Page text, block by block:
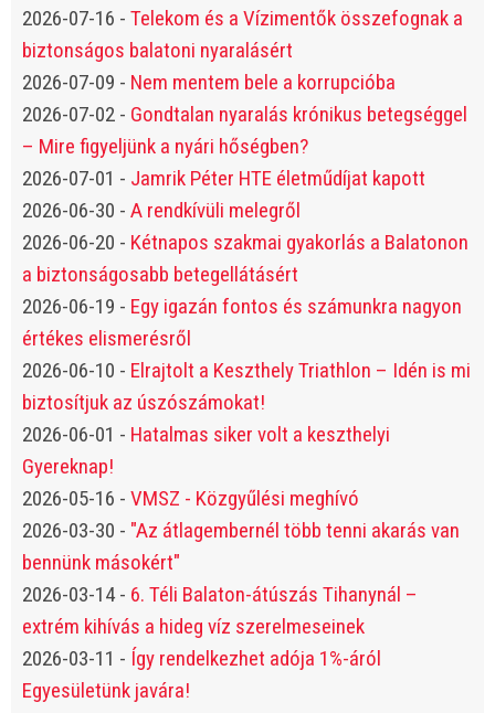
2026-07-16 - Telekom és a Vízimentők összefognak a
biztonságos balatoni nyaralásért
2026-07-09 - Nem mentem bele a korrupcióba
2026-07-02 - Gondtalan nyaralás krónikus betegséggel
– Mire figyeljünk a nyári hőségben?
2026-07-01 - Jamrik Péter HTE életműdíjat kapott
2026-06-30 - A rendkívüli melegről
2026-06-20 - Kétnapos szakmai gyakorlás a Balatonon
a biztonságosabb betegellátásért
2026-06-19 - Egy igazán fontos és számunkra nagyon
értékes elismerésről
2026-06-10 - Elrajtolt a Keszthely Triathlon – Idén is mi
biztosítjuk az úszószámokat!
2026-06-01 - Hatalmas siker volt a keszthelyi
Gyereknap!
2026-05-16 - VMSZ - Közgyűlési meghívó
2026-03-30 - "Az átlagembernél több tenni akarás van
bennünk másokért"
2026-03-14- 6. Téli Balaton-átúszás Tihanynál –
extrém kihívás a hideg víz szerelmeseinek
2026-03-11 - Így rendelkezhet adója 1%-áról
Egyesületünk javára!